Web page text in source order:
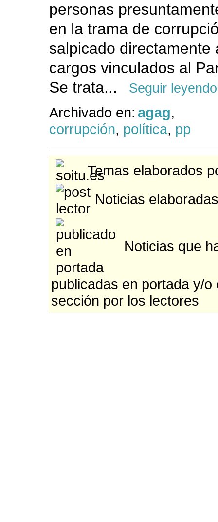
personas
en la trama de
salpicado directamente
cargos vinculados al
Se trata...
Seguir leyendo
Archivado en: agag,
corrupción, política, pp
Temas elaborados
Noticias
Noticias que
publicadas en portada y/o
sección por los lectores